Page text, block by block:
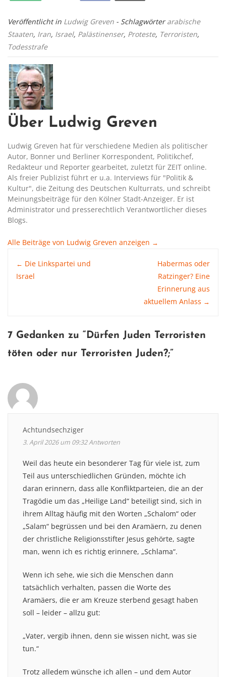
Veröffentlicht in Ludwig Greven - Schlagwörterarabische
Staaten, Iran, Israel, Palästinenser, Proteste, Terroristen,
Todesstrafe
Über Ludwig Greven
Ludwig Greven hat für verschiedene Medien als politischer
Autor, Bonner und Berliner Korrespondent, Politikchef,
Redakteur und Reporter gearbeitet, zuletzt für ZEIT online.
Als freier Publizist führt er u.a. Interviews für "Politik &
Kultur", die Zeitung des Deutschen Kulturrats, und schreibt
Meinungsbeiträge für den Kölner Stadt-Anzeiger. Er ist
Administrator und presserechtlich Verantwortlicher dieses
Blogs.
Alle Beiträge von Ludwig Greven anzeigen →
Post
← Die Linkspartei und
Israel
Habermas oder
Ratzinger? Eine
Erinnerung aus
aktuellem Anlass →
7 Gedanken zu “ Dürfen Juden Terroristen
töten oder nur Terroristen Juden?;”
Achtundsechziger
3. April 2026 um 09:32Antworten
Weil das heute ein besonderer Tag für viele ist, zum
Teil aus unterschiedlichen Gründen, möchte ich
daran erinnern, dass alle Konfliktparteien, die an der
Tragödie um das „Heilige Land“ beteiligt sind, sich in
ihrem Alltag häufig mit den Worten „Schalom“ oder
„Salam“ begrüssen und bei den Aramäern, zu denen
der christliche Religionsstifter Jesus gehörte, sagte
man, wenn ich es richtig erinnere, „Schlama“.
Wenn ich sehe, wie sich die Menschen dann
tatsächlich verhalten, passen die Worte des
Aramäers, die er am Kreuze sterbend gesagt haben
soll – leider – allzu gut:
„Vater, vergib ihnen, denn sie wissen nicht, was sie
tun.“
Trotz alledem wünsche ich allen – und dem Autor